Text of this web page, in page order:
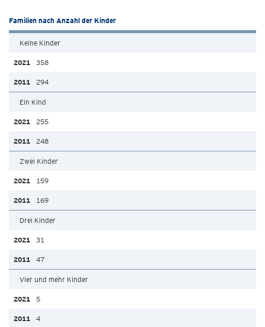
Familien nach Anzahl der Kinder
Keine Kinder
358
294
Ein Kind
255
248
Zwei Kinder
159
169
Drei Kinder
31
47
Vier und mehr Kinder
5
4